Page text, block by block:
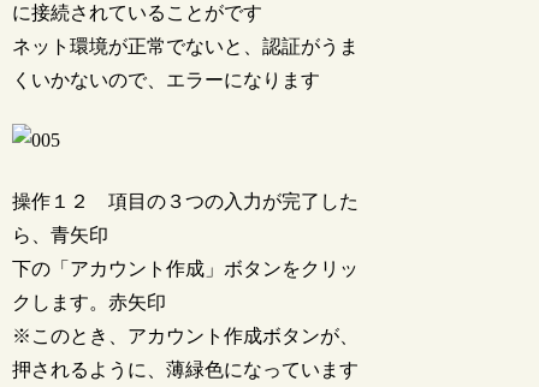
に接続されていることがです
ネット環境が正常でないと、認証がうま
くいかないので、エラーになります
操作１２ 項目の３つの入力が完了した
ら、青矢印
下の「アカウント作成」ボタンをクリッ
クします。赤矢印
※このとき、アカウント作成ボタンが、
押されるように、薄緑色になっています